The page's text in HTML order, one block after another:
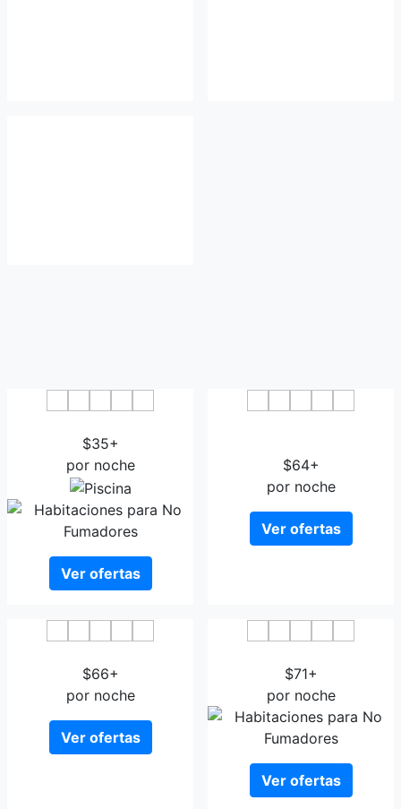
$35+
por noche
Ver ofertas
$64+
por noche
Ver ofertas
$66+
por noche
Ver ofertas
$71+
por noche
Ver ofertas